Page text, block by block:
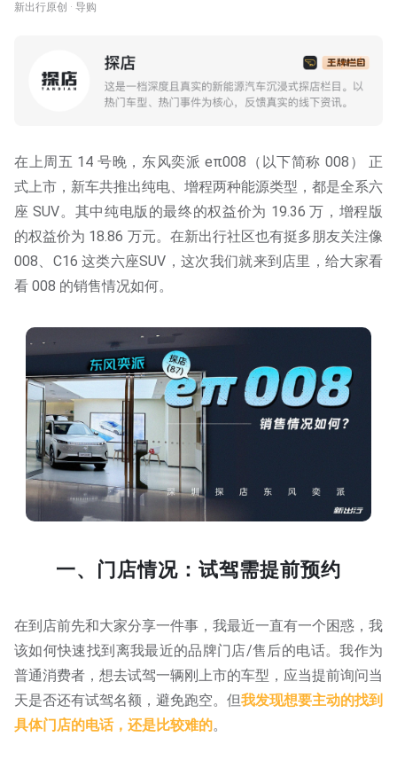
新出行原创 · 导购
在上周五 14 号晚，东风奕派 eπ008（以下简称 008） 正
式上市，新车共推出纯电、增程两种能源类型，都是全系六
座 SUV。其中纯电版的最终的权益价为 19.36 万，增程版
的权益价为 18.86 万元。在新出行社区也有挺多朋友关注像
008、C16 这类六座SUV，这次我们就来到店里，给大家看
看 008 的销售情况如何。
一、门店情况：试驾需提前预约
在到店前先和大家分享一件事，我最近一直有一个困惑，我
该如何快速找到离我最近的品牌门店/售后的电话。我作为
普通消费者，想去试驾一辆刚上市的车型，应当提前询问当
天是否还有试驾名额，避免跑空。但我发现想要主动的找到
具体门店的电话，还是比较难的。